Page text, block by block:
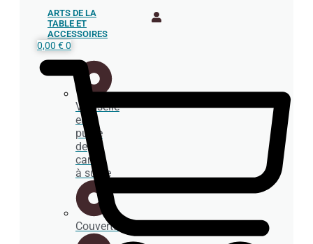
ARTS DE LA
TABLE ET
ACCESSOIRES
Vaisselle
en
pulpe
de
canne
à sucre
Couverts
0,00 €0